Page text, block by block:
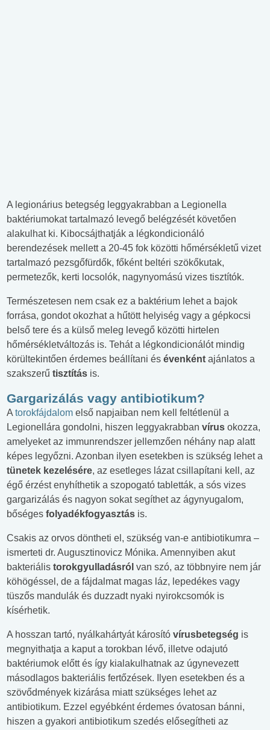
A legionárius betegség leggyakrabban a Legionella
baktériumokat tartalmazó levegő belégzését követően
alakulhat ki. Kibocsájthatják a légkondicionáló
berendezések mellett a 20-45 fok közötti hőmérsékletű vizet
tartalmazó pezsgőfürdők, főként beltéri szökőkutak,
permetezők, kerti locsolók, nagynyomású vizes tisztítók.
Természetesen nem csak ez a baktérium lehet a bajok
forrása, gondot okozhat a hűtött helyiség vagy a gépkocsi
belső tere és a külső meleg levegő közötti hirtelen
hőmérsékletváltozás is. Tehát a légkondicionálót mindig
körültekintően érdemes beállítani és évenként ajánlatos a
szakszerű tisztítás is.
Gargarizálás vagy antibiotikum?
A torokfájdalom első napjaiban nem kell feltétlenül a
Legionellára gondolni, hiszen leggyakrabban vírus okozza,
amelyeket az immunrendszer jellemzően néhány nap alatt
képes legyőzni. Azonban ilyen esetekben is szükség lehet a
tünetek kezelésére, az esetleges lázat csillapítani kell, az
égő érzést enyhíthetik a szopogató tabletták, a sós vizes
gargarizálás és nagyon sokat segíthet az ágynyugalom,
bőséges folyadékfogyasztás is.
Csakis az orvos döntheti el, szükség van-e antibiotikumra –
ismerteti dr. Augusztinovicz Mónika. Amennyiben akut
bakteriális torokgyulladásról van szó, az többnyire nem jár
köhögéssel, de a fájdalmat magas láz, lepedékes vagy
tüszős mandulák és duzzadt nyaki nyirokcsomók is
kísérhetik.
A hosszan tartó, nyálkahártyát károsító vírusbetegség is
megnyithatja a kaput a torokban lévő, illetve odajutó
baktériumok előtt és így kialakulhatnak az úgynevezett
másodlagos bakteriális fertőzések. Ilyen esetekben és a
szövődmények kizárása miatt szükséges lehet az
antibiotikum. Ezzel egyébként érdemes óvatosan bánni,
hiszen a gyakori antibiotikum szedés elősegítheti az